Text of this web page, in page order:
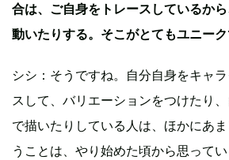
合は、ご自身をトレースしているか
動いたりする。そこがとてもユニーク
シシ：そうですね。自分自身をキャ
スして、バリエーションをつけたり
で描いたりしている人は、ほかにあ
うことは、やり始めた頃から思ってい